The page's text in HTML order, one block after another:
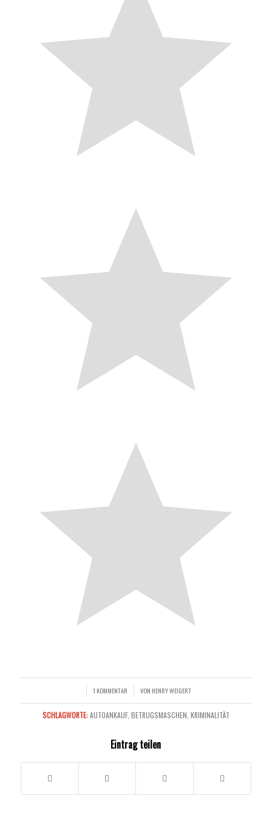
1 KOMMENTAR
/ VON HENRY WEIGERT
SCHLAGWORTE:AUTOANKAUF, BETRUGSMASCHEN KRIMINALITÄT
Eintrag teilen